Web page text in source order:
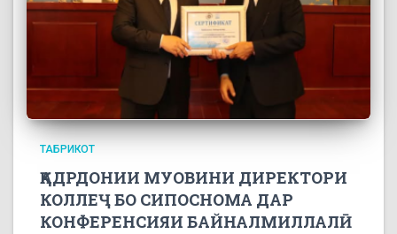
ТАБРИКОТ
ҚАДРДОНИИ МУОВИНИ ДИРЕКТОРИ
КОЛЛЕҶ БО СИПОСНОМА ДАР
КОНФЕРЕНСИЯИ БАЙНАЛМИЛЛАЛӢ